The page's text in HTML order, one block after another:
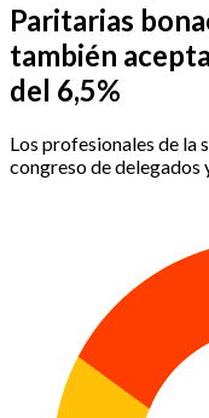
Paritarias
también
del 6,5%
Los profesionales de la
congreso de delegados